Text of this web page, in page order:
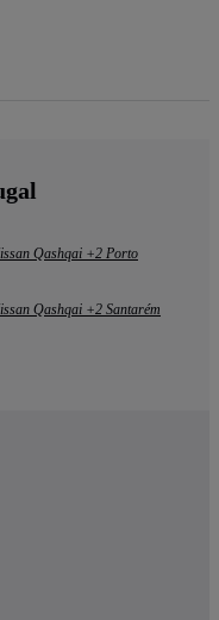
Qashqai +2 Porto
Qashqai +2 Santarém